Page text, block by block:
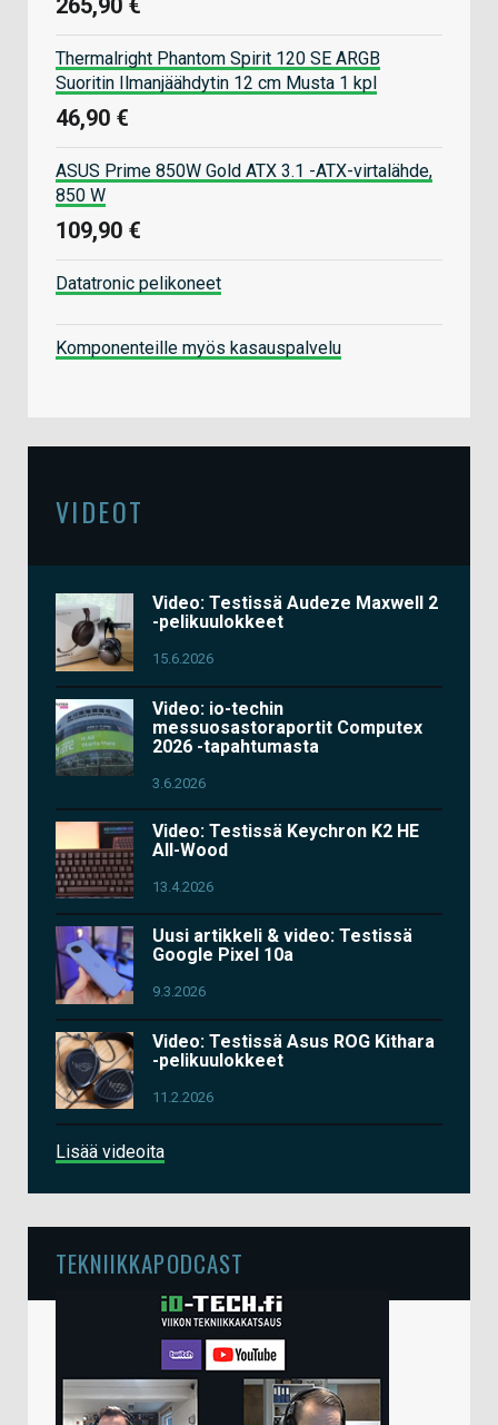
265,90 €
Thermalright Phantom Spirit 120 SE ARGB
Suoritin Ilmanjäähdytin 12 cm Musta 1 kpl
46,90 €
ASUS Prime 850W Gold ATX 3.1 -ATX-virtalähde,
850 W
109,90 €
Datatronic pelikoneet
Komponenteille myös kasauspalvelu
VIDEOT
Video: Testissä Audeze Maxwell 2
-pelikuulokkeet
15.6.2026
Video: io-techin
messuosastoraportit Computex
2026 -tapahtumasta
3.6.2026
Video: Testissä Keychron K2 HE
All-Wood
13.4.2026
Uusi artikkeli & video: Testissä
Google Pixel 10a
9.3.2026
Video: Testissä Asus ROG Kithara
-pelikuulokkeet
11.2.2026
Lisää videoita
TEKNIIKKAPODCAST